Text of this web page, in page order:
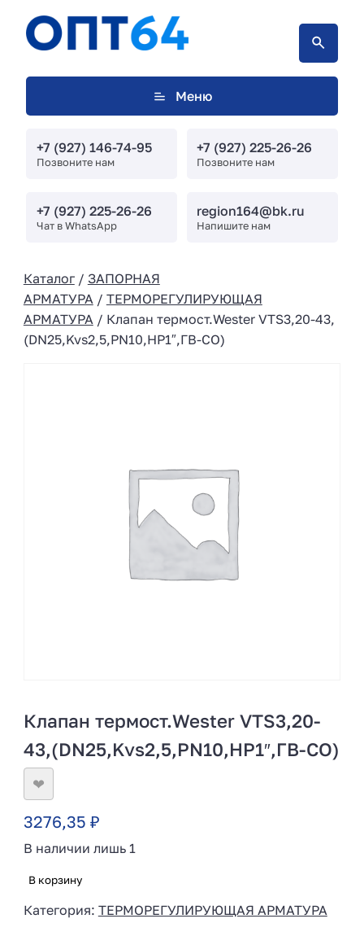
Меню
+7 (927) 146-74-95
Позвоните нам
+7 (927) 225-26-26
Позвоните нам
+7 (927) 225-26-26
Чат в WhatsApp
region164@bk.ru
Напишите нам
Каталог/ ЗАПОРНАЯ
АРМАТУРА / ТЕРМОРЕГУЛИРУЮЩАЯ
АРМАТУРА / Клапан термост.Wester VTS3,20-43,
(DN25,Kvs2,5,PN10,HP1″,ГВ-СО)
Клапан термост.Wester VTS3,20-
43,(DN25,Kvs2,5,PN10,HP1″,ГВ-СО)
❤
3276,35 ₽
В наличии лишь 1
В корзину
Категория: ТЕРМОРЕГУЛИРУЮЩАЯ АРМАТУРА